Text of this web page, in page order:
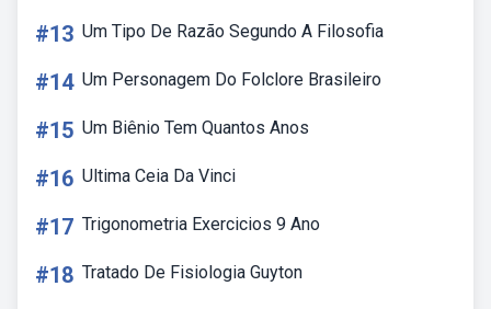
#13 Um Tipo De Razão Segundo A Filosofia
#14 Um Personagem Do Folclore Brasileiro
#15 Um Biênio Tem Quantos Anos
#16 Ultima Ceia Da Vinci
#17 Trigonometria Exercicios 9 Ano
#18 Tratado De Fisiologia Guyton